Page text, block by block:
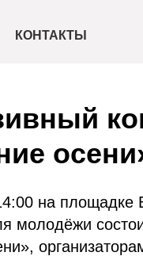
КОНТАКТЫ
на площадке
молодёжи